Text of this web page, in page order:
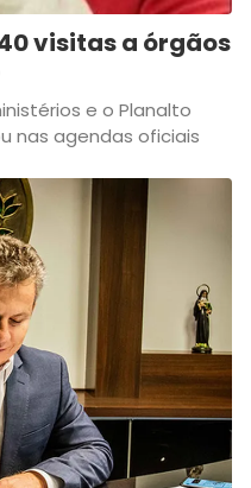
visitas a órgãos
e o Planalto
nas agendas oficiais